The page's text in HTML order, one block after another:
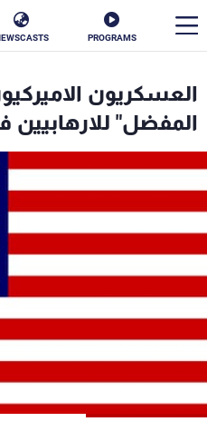
PROGRAMS
العسكريون
المفضل" للارهابيين
الأخبار
سياسة
إقتصاد
منوعات
كأس العالم
البرامج
جدول البرامج